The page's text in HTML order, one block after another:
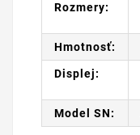
Rozmery:
Hmotnosť:
Displej:
Model SN: